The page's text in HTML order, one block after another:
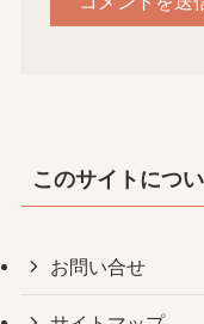
このサイトにつ
お問い合せ